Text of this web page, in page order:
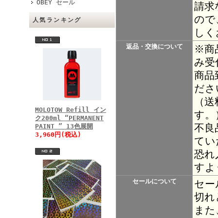
OBEY セール
人気ランキング
MOLOTOW Refill イン
ク200ml “PERMANENT
PAINT ” 13色展開
3,960円(税込)
請求
ので
し
返品・交換について
※商
み受
商品
だ
（
す。
不良
て
恐れ
すよ
セールについて
セ
切れ
ま